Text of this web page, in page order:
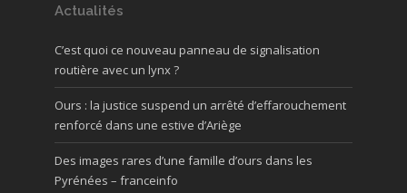
Actualités
C’est quoi ce nouveau panneau de signalisation
routière avec un lynx ?
Ours : la justice suspend un arrêté d’effarouchement
renforcé dans une estive d’Ariège
Des images rares d’une famille d’ours dans les
Pyrénées – franceinfo